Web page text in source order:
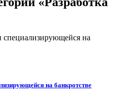
на банкротстве